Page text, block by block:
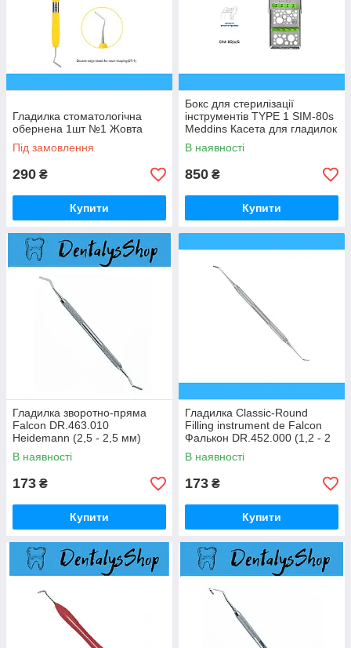
Гладилка стоматологічна
обернена 1шт №1 Жовта
Під замовлення
290 ₴
Купити
Бокс для стерилізації
інструментів TYPE 1 SIM-80s
Meddins Касета для гладилок
В наявності
850 ₴
Купити
Гладилка зворотно-пряма
Falcon DR.463.010
Heidemann (2,5 - 2,5 мм)
Фалькон
В наявності
173 ₴
Купити
Гладилка Classic-Round
Filling instrument de Falcon
Фалькон DR.452.000 (1,2 - 2
мм)
В наявності
173 ₴
Купити